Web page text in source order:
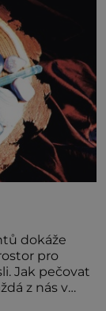
dokáže
pro
Jak pečovat
z nás v